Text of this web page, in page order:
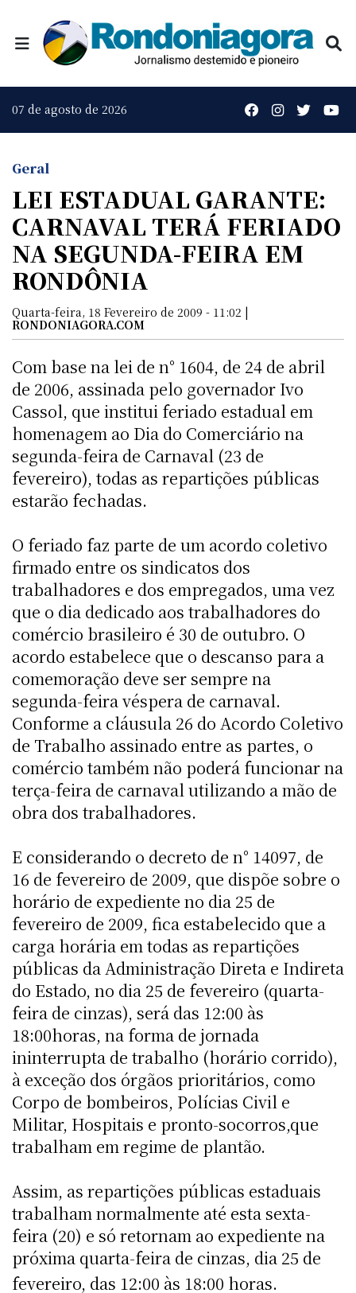
07 de agosto de 2026
Geral
LEI ESTADUAL GARANTE:
CARNAVAL TERÁ FERIADO
NA SEGUNDA-FEIRA EM
RONDÔNIA
Quarta-feira, 18 Fevereiro de 2009 - 11:02 |
RONDONIAGORA.COM
Com base na lei de n° 1604, de 24 de abril
de 2006, assinada pelo governador Ivo
Cassol, que institui feriado estadual em
homenagem ao Dia do Comerciário na
segunda-feira de Carnaval (23 de
fevereiro), todas as repartições públicas
estarão fechadas.
O feriado faz parte de um acordo coletivo
firmado entre os sindicatos dos
trabalhadores e dos empregados, uma vez
que o dia dedicado aos trabalhadores do
comércio brasileiro é 30 de outubro. O
acordo estabelece que o descanso para a
comemoração deve ser sempre na
segunda-feira véspera de carnaval.
Conforme a cláusula 26 do Acordo Coletivo
de Trabalho assinado entre as partes, o
comércio também não poderá funcionar na
terça-feira de carnaval utilizando a mão de
obra dos trabalhadores.
E considerando o decreto de n° 14097, de
16 de fevereiro de 2009, que dispõe sobre o
horário de expediente no dia 25 de
fevereiro de 2009, fica estabelecido que a
carga horária em todas as repartições
públicas da Administração Direta e Indireta
do Estado, no dia 25 de fevereiro (quarta-
feira de cinzas), será das 12:00 às
18:00horas, na forma de jornada
ininterrupta de trabalho (horário corrido),
à exceção dos órgãos prioritários, como
Corpo de bombeiros, Polícias Civil e
Militar, Hospitais e pronto-socorros,que
trabalham em regime de plantão.
Assim, as repartições públicas estaduais
trabalham normalmente até esta sexta-
feira (20) e só retornam ao expediente na
próxima quarta-feira de cinzas, dia 25 de
fevereiro, das 12:00 às 18:00 horas.